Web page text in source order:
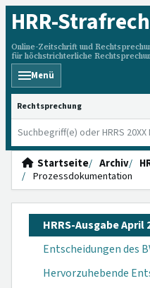
HRR-
Online-Zeitschrift und
für höchstrichterliche
Menü
HRRS durchsuchen
Startseite Archiv
Prozessdokumentation
HRRS-Ausgabe April
Entscheidungen des
Hervorzuhebende